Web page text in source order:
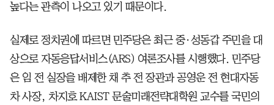
높다는 관측이 나오고 있기 때문이다.
실제로 정치권에 따르면 민주당은 최근 중·성동갑 주민을 대
상으로 자동응답서비스(ARS) 여론조사를 시행했다. 민주당
은 임 전 실장을 배제한 채 추 전 장관과 공영운 전 현대자동
차 사장, 차지호 KAIST 문술미래전략대학원 교수를 국민의